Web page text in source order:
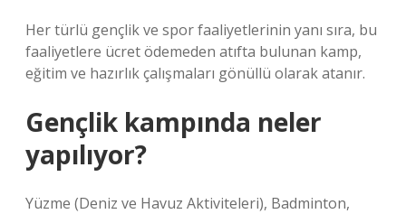
Her türlü gençlik ve spor faaliyetlerinin yanı sıra, bu
faaliyetlere ücret ödemeden atıfta bulunan kamp, ​​
eğitim ve hazırlık çalışmaları gönüllü olarak atanır.
Gençlik kampında neler
yapılıyor?
Yüzme (Deniz ve Havuz Aktiviteleri), Badminton,